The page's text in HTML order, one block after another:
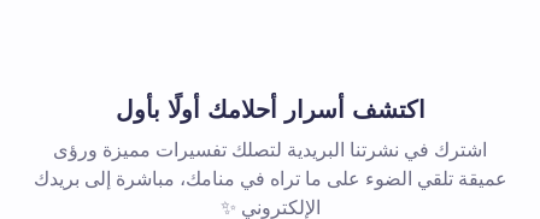
اكتشف أسرار أحلامك أولًا بأول
اشترك في نشرتنا البريدية لتصلك تفسيرات مميزة ورؤى
عميقة تلقي الضوء على ما تراه في منامك، مباشرة إلى بريدك
الإلكتروني ✨